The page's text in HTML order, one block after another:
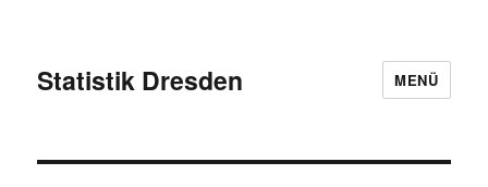
Statistik Dresden MENÜ